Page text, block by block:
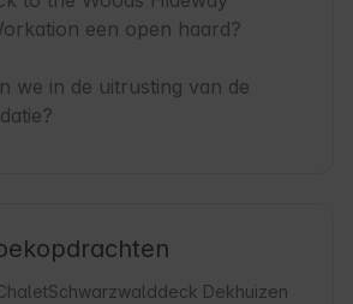
een open haard?
we in de uitrusting van de
Schwarzwalddeck Dekhuizen